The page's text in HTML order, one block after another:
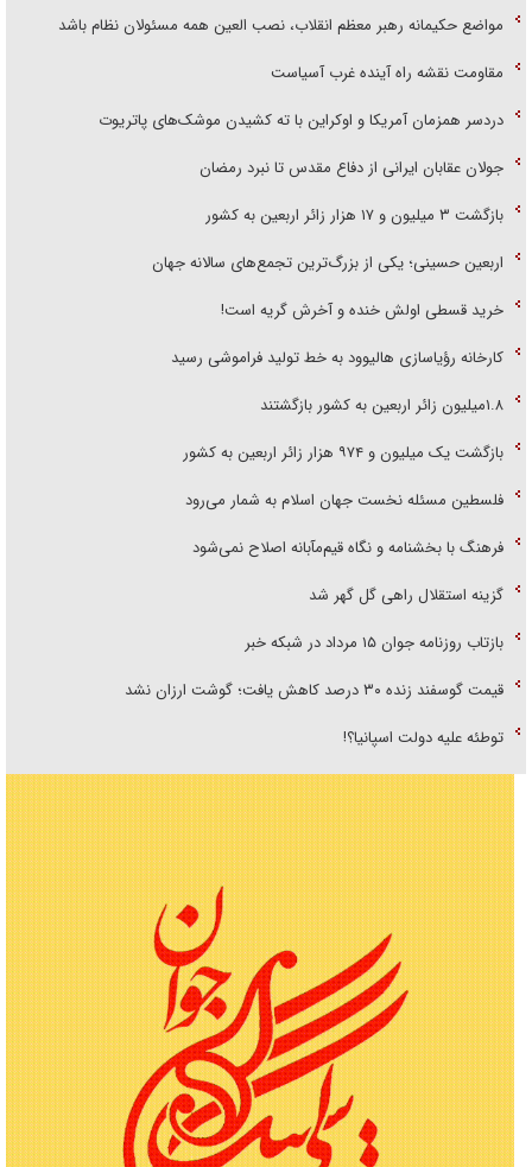
مواضع حکیمانه رهبر معظم انقلاب، نصب العین همه مسئولان نظام باشد
مقاومت نقشه راه آینده غرب آسیاست
دردسر همزمان آمریکا و اوکراین با ته کشیدن موشک‌های پاتریوت
جولان عقابان ایرانی از دفاع مقدس تا نبرد رمضان
بازگشت ۳ میلیون و ۱۷ هزار زائر اربعین به کشور
اربعین حسینی؛ یکی از بزرگ‌ترین تجمع‌های سالانه جهان
خرید قسطی اولش خنده و آخرش گریه است!
کارخانه رؤیاسازی هالیوود به خط تولید فراموشی رسید
۱.۸میلیون زائر اربعین به کشور بازگشتند
بازگشت یک میلیون و ۹۷۴ هزار زائر اربعین به کشور
فلسطین مسئله نخست جهان اسلام به شمار می‌رود
فرهنگ با بخشنامه و نگاه قیم‌مآبانه اصلاح نمی‌شود
گزینه استقلال راهی گل گهر شد
بازتاب روزنامه جوان ۱۵ مرداد در شبکه خبر
قیمت گوسفند زنده ۳۰ درصد کاهش یافت؛ گوشت ارزان نشد
توطئه علیه دولت اسپانیا؟!